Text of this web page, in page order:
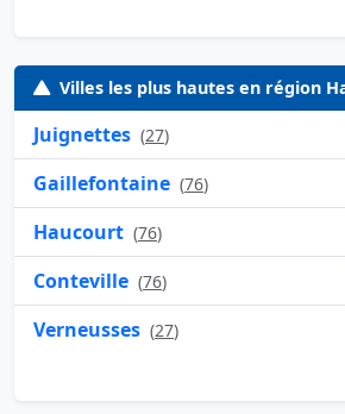
Villes les plus hautes en région
Juignettes (27)
Gaillefontaine (76)
Haucourt (76)
Conteville (76)
Verneusses (27)